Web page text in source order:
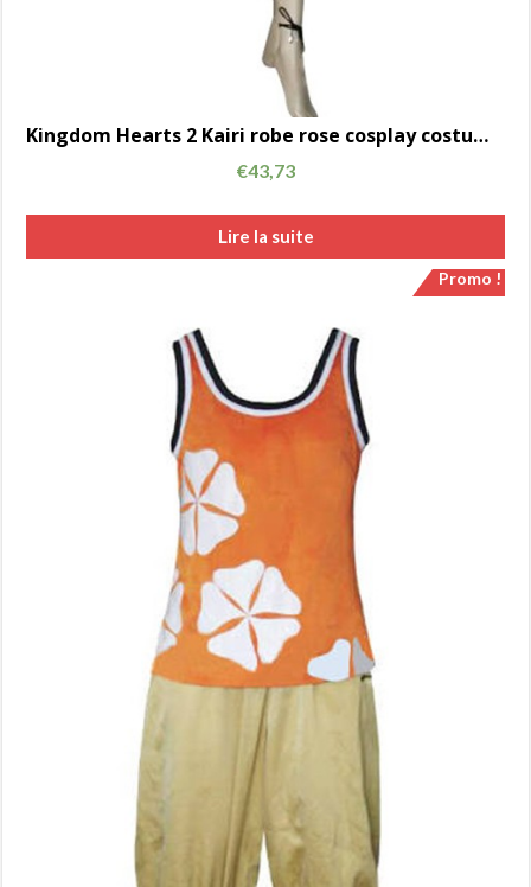
Kingdom Hearts 2 Kairi robe rose cosplay costume Costumized AC00715
€43,73
Lire la suite
Promo !